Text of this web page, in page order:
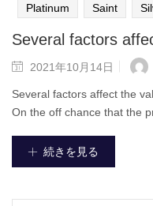
Platinum Saint
Several factors
2021年10月14日
Several factors affect the
On the off chance that the
続きを見る